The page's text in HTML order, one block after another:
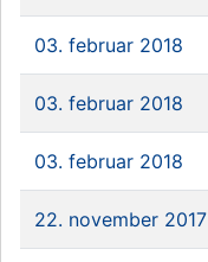
03. februar 2018
03. februar 2018
03. februar 2018
22. november 2017